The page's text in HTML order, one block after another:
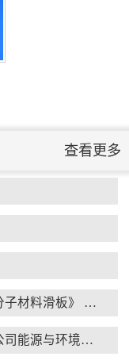
查看更多
交通运输行业标准《桥梁支座用高分子材料滑板》 送审稿审查会在京召开...
河北省科学院与远征环保科技有限公司能源与环境新材料成果转化基地签约暨揭牌仪式...